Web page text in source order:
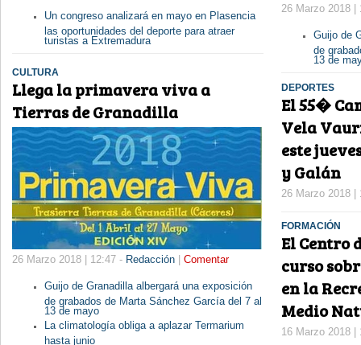
Un congreso analizará en mayo en Plasencia
las oportunidades del deporte para atraer
turistas a Extremadura
CULTURA
Llega la primavera viva a
Tierras de Granadilla
26 Marzo 2018 | 12:47 - Redacción | Comentar
Guijo de Granadilla albergará una exposición
de grabados de Marta Sánchez García del 7 al
13 de mayo
La climatología obliga a aplazar Termarium
hasta junio
26 Marzo 2018 |
Guijo de
de
13 de
DEPORTES
El 55�
Vela
este
y Galán
26 Marzo 2018
FORMACIÓN
El Centro
curso
en la
Medio
16 Marzo 2018